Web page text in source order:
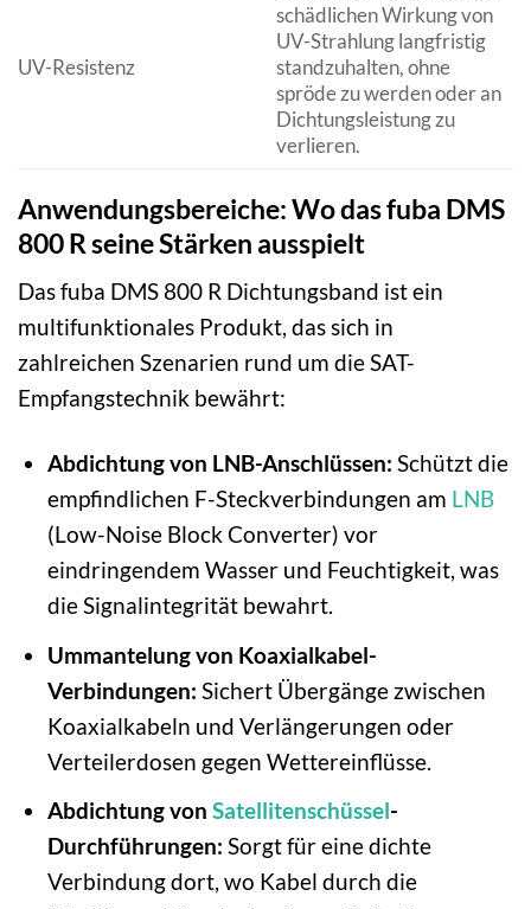
UV-Resistenz
schädlichen Wirkung von
UV-Strahlung langfristig
standzuhalten, ohne
spröde zu werden oder an
Dichtungsleistung zu
verlieren.
Anwendungsbereiche: Wo das fuba DMS
800 R seine Stärken ausspielt
Das fuba DMS 800 R Dichtungsband ist ein
multifunktionales Produkt, das sich in
zahlreichen Szenarien rund um die SAT-
Empfangstechnik bewährt:
Abdichtung von LNB-Anschlüssen: Schützt die
empfindlichen F-Steckverbindungen am LNB
(Low-Noise Block Converter) vor
eindringendem Wasser und Feuchtigkeit, was
die Signalintegrität bewahrt.
Ummantelung von Koaxialkabel-
Verbindungen: Sichert Übergänge zwischen
Koaxialkabeln und Verlängerungen oder
Verteilerdosen gegen Wettereinflüsse.
Abdichtung von Satellitenschüssel-
Durchführungen: Sorgt für eine dichte
Verbindung dort, wo Kabel durch die